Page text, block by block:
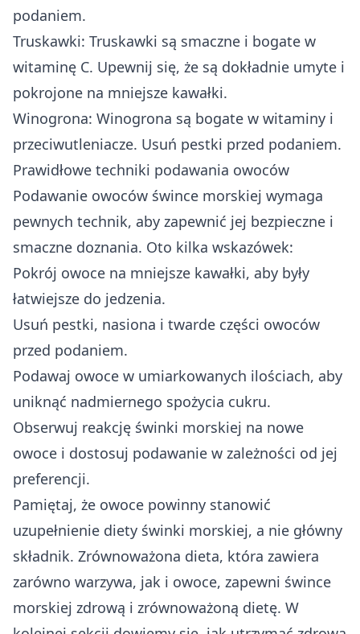
podaniem.
Truskawki: Truskawki są smaczne i bogate w
witaminę C. Upewnij się, że są dokładnie umyte i
pokrojone na mniejsze kawałki.
Winogrona: Winogrona są bogate w witaminy i
przeciwutleniacze. Usuń pestki przed podaniem.
Prawidłowe techniki podawania owoców
Podawanie owoców śwince morskiej wymaga
pewnych technik, aby zapewnić jej bezpieczne i
smaczne doznania. Oto kilka wskazówek:
Pokrój owoce na mniejsze kawałki, aby były
łatwiejsze do jedzenia.
Usuń pestki, nasiona i twarde części owoców
przed podaniem.
Podawaj owoce w umiarkowanych ilościach, aby
uniknąć nadmiernego spożycia cukru.
Obserwuj reakcję świnki morskiej na nowe
owoce i dostosuj podawanie w zależności od jej
preferencji.
Pamiętaj, że owoce powinny stanowić
uzupełnienie diety świnki morskiej, a nie główny
składnik. Zrównoważona dieta, która zawiera
zarówno warzywa, jak i owoce, zapewni śwince
morskiej zdrową i zrównoważoną dietę. W